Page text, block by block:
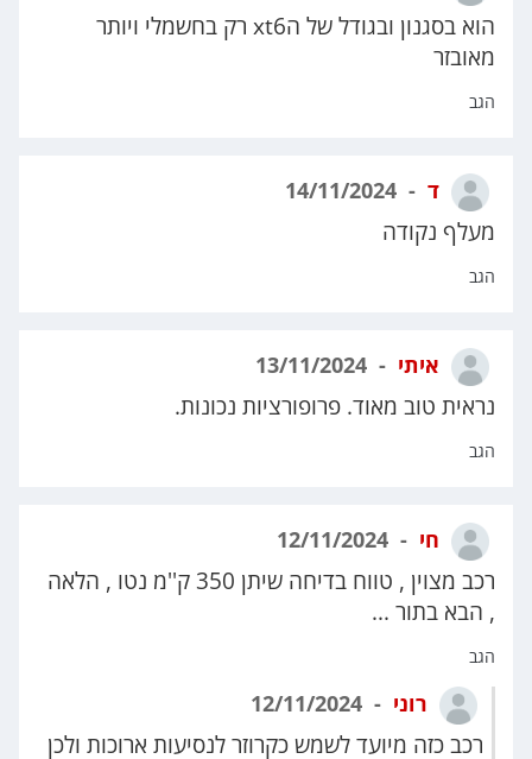
הוא בסגנון ובגודל של הxt6 רק בחשמלי ויותר
מאובזר
הגב
ד
מעלף נקודה
הגב
איתי
נראית טוב מאוד. פרופורציות נכונות.
הגב
חי
רכב מצוין , טווח בדיחה שיתן 350 ק''מ נטו , הלאה
, הבא בתור ...
הגב
רוני
רכב כזה מיועד לשמש כקרוזר לנסיעות ארוכות ולכן